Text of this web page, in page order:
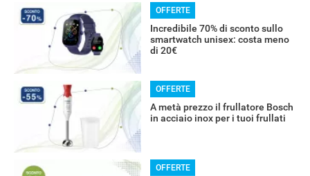
RECENSIONI
OFFERTE
Incredibile 70% di sconto sullo
smartwatch unisex: costa meno
di 20€
OFFERTE
A metà prezzo il frullatore Bosch
in acciaio inox per i tuoi frullati
OFFERTE